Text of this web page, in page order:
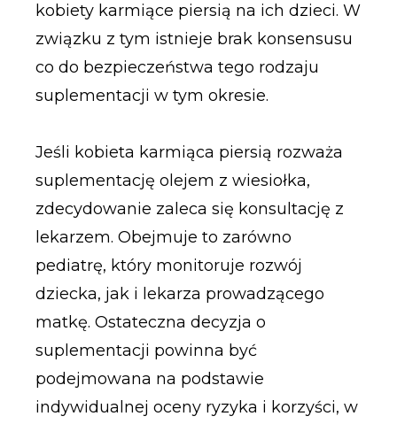
kobiety karmiące piersią na ich dzieci. W
związku z tym istnieje brak konsensusu
co do bezpieczeństwa tego rodzaju
suplementacji w tym okresie.
Jeśli kobieta karmiąca piersią rozważa
suplementację olejem z wiesiołka,
zdecydowanie zaleca się konsultację z
lekarzem. Obejmuje to zarówno
pediatrę, który monitoruje rozwój
dziecka, jak i lekarza prowadzącego
matkę. Ostateczna decyzja o
suplementacji powinna być
podejmowana na podstawie
indywidualnej oceny ryzyka i korzyści, w